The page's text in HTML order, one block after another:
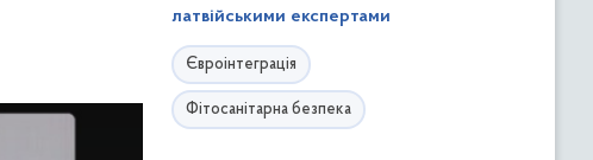
латвійськими експертами
Євроінтеграція
Фітосанітарна безпека